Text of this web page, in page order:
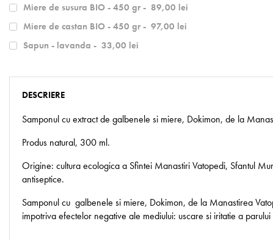
Miere de susura BIO - 450 gr - 89,00 lei
Miere de castan BIO - 450 gr - 97,00 lei
Sapun - lavanda - 33,00 lei
DESCRIERE
Samponul cu extract de galbenele si miere, Dokimon, de la
Produs natural, 300 ml.
Origine: cultura ecologica a Sfintei Manastiri Vatopedi, Sfantul
antiseptice.
Samponul cu galbenele si miere, Dokimon, de la Manastirea
impotriva efectelor negative ale mediului: uscare si iritatie a